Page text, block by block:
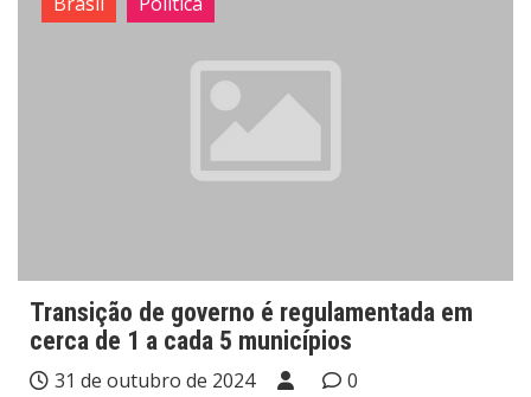
Transição de governo é regulamentada em
cerca de 1 a cada 5 municípios
31 de outubro de 2024
0